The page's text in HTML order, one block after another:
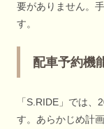
要がありません。
す。
配車予約機
「S.RIDE」では
す。あらかじめ計